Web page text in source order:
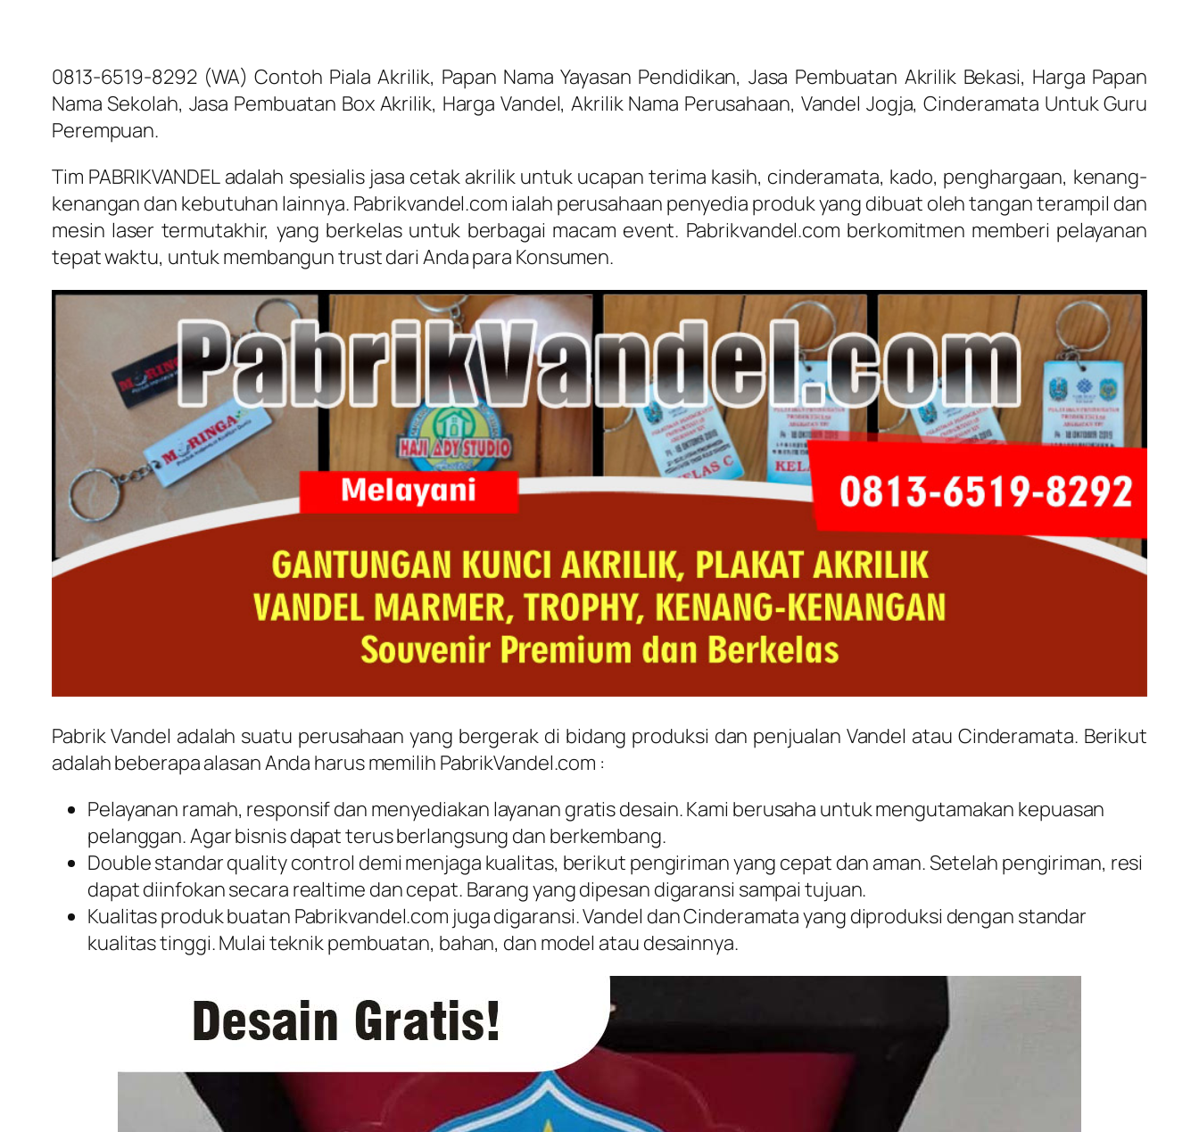
0813-6519-8292 (WA) Contoh Piala Akrilik, Papan Nama Yayasan Pendidikan, Jasa Pembuatan Akrilik Bekasi, Harga Papan
Nama Sekolah, Jasa Pembuatan Box Akrilik, Harga Vandel, Akrilik Nama Perusahaan, Vandel Jogja, Cinderamata Untuk Guru
Perempuan.
Tim PABRIKVANDEL adalah spesialis jasa cetak akrilik untuk ucapan terima kasih, cinderamata, kado, penghargaan, kenang-
kenangan dan kebutuhan lainnya. Pabrikvandel.com ialah perusahaan penyedia produk yang dibuat oleh tangan terampil dan
mesin laser termutakhir, yang berkelas untuk berbagai macam event. Pabrikvandel.com berkomitmen memberi pelayanan
tepat waktu, untuk membangun trust dari Anda para Konsumen.
Pabrik Vandel adalah suatu perusahaan yang bergerak di bidang produksi dan penjualan Vandel atau Cinderamata. Berikut
adalah beberapa alasan Anda harus memilih PabrikVandel.com :
Pelayanan ramah, responsif dan menyediakan layanan gratis desain. Kami berusaha untuk mengutamakan kepuasan
pelanggan. Agar bisnis dapat terus berlangsung dan berkembang.
Double standar quality control demi menjaga kualitas, berikut pengiriman yang cepat dan aman. Setelah pengiriman, resi
dapat diinfokan secara realtime dan cepat. Barang yang dipesan digaransi sampai tujuan.
Kualitas produk buatan Pabrikvandel.com juga digaransi. Vandel dan Cinderamata yang diproduksi dengan standar
kualitas tinggi. Mulai teknik pembuatan, bahan, dan model atau desainnya.